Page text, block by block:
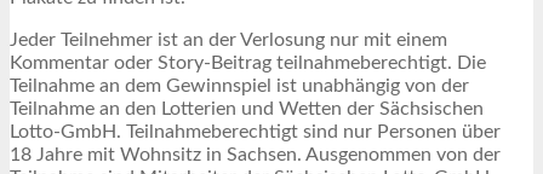
Jeder Teilnehmer ist an der Verlosung nur mit einem
Kommentar oder Story-Beitrag teilnahmeberechtigt. Die
Teilnahme an dem Gewinnspiel ist unabhängig von der
Teilnahme an den Lotterien und Wetten der Sächsischen
Lotto-GmbH. Teilnahmeberechtigt sind nur Personen über
18 Jahre mit Wohnsitz in Sachsen. Ausgenommen von der